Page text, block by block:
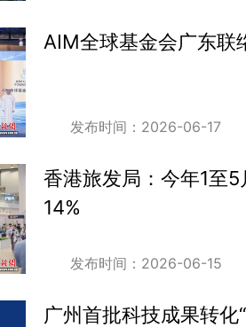
AIM全球基金会广东联
发布时间：2026-06-17
香港旅发局：今年1至
14%
发布时间：2026-06-15
广州首批科技成果转化